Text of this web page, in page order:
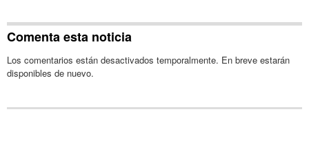
Comenta esta noticia
Los comentarios están desactivados temporalmente. En breve estarán
disponibles de nuevo.